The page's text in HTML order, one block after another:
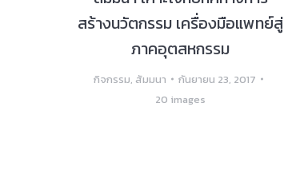
สร้างนวัตกรรม เครื่องมือแพทย์สู่
ภาคอุตสหกรรม
กิจกรรม, สัมมนา
กันยายน 23, 2017
20 images